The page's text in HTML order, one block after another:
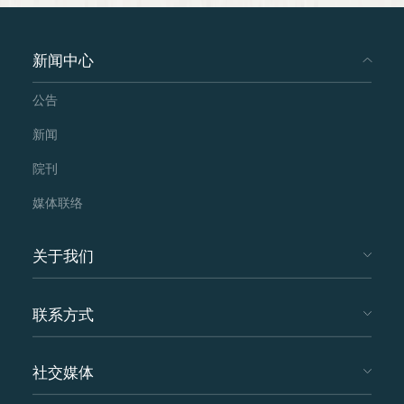
新闻中心
公告
新闻
院刊
媒体联络
关于我们
联系方式
社交媒体